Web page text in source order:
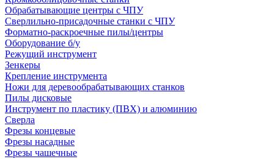
Обрабатывающие центры с ЧПУ
Сверлильно-присадочные станки с ЧПУ
Форматно-раскроечные пилы/центры
Оборудование б/у
Режущий инструмент
Зенкеры
Крепление инструмента
Ножи для деревообрабатывающих станков
Пилы дисковые
Инструмент по пластику (ПВХ) и алюминию
Сверла
Фрезы концевые
Фрезы насадные
Фрезы чашечные